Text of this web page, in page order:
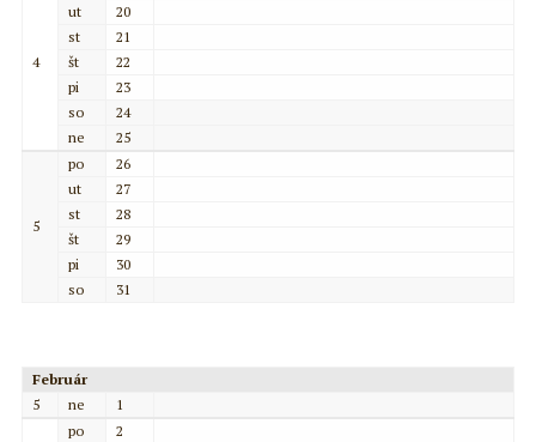
4
ut
20
st
21
št
22
pi
23
so
24
ne
25
5
po
26
ut
27
st
28
št
29
pi
30
so
31
Február
5
ne 1
po
2